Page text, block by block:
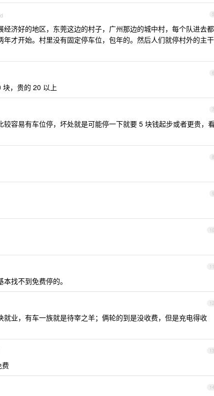
5
济好的地区，东莞这边的村子，广州那边的城中村，每个队进去都
才开始。村里没有固定停车位，包年的。然后人们就停村外的主干
6
，贵的 20 以上
7
容易有车位停，坏处就是可能停一下就要 5 块钱起步或者更贵，
8
9
10
11
找不到免费停的。
12
业，有车一族就是待宰之羊；俩轮的到是没收费，但是充电得收
13
14